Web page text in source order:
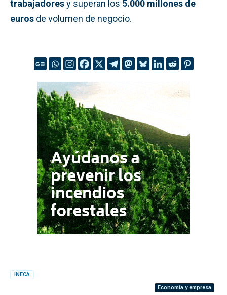
trabajadoresy superan los 5.000 millones de
euros de volumen de negocio.
INECA
Economía y empresa